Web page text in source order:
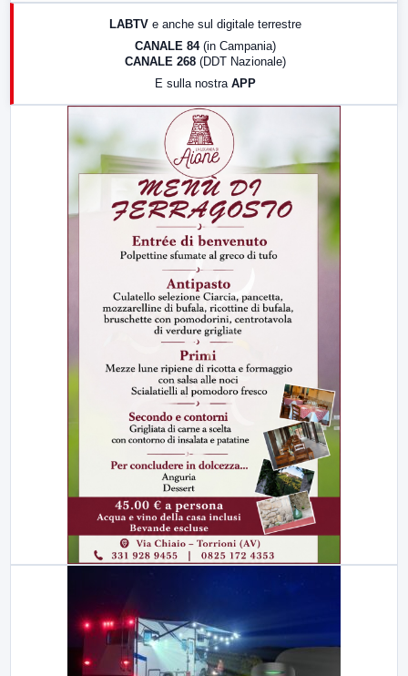
17:00 LabNews (replica)
LABTV e anche sul digitale terrestre
CANALE 84 (in Campania)
CANALE 268 (DDT Nazionale)
E sulla nostra APP